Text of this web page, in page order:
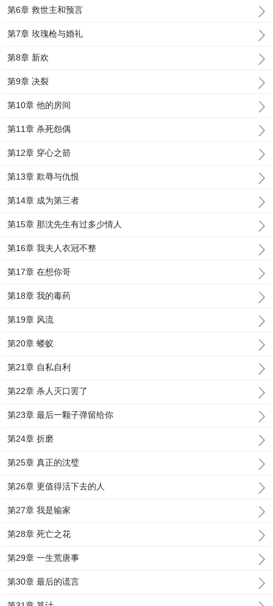
第6章 救世主和预言
第7章 玫瑰枪与婚礼
第8章 新欢
第9章 决裂
第10章 他的房间
第11章 杀死怨偶
第12章 穿心之箭
第13章 欺辱与仇恨
第14章 成为第三者
第15章 那沈先生有过多少情人
第16章 我夫人衣冠不整
第17章 在想你哥
第18章 我的毒药
第19章 风流
第20章 蝼蚁
第21章 自私自利
第22章 杀人灭口罢了
第23章 最后一颗子弹留给你
第24章 折磨
第25章 真正的沈璧
第26章 更值得活下去的人
第27章 我是输家
第28章 死亡之花
第29章 一生荒唐事
第30章 最后的谎言